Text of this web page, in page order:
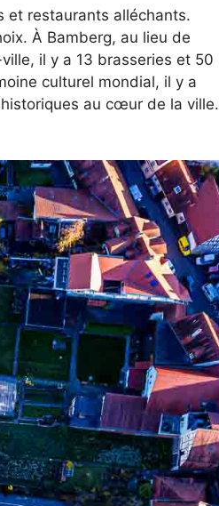
et restaurants alléchants.
À Bamberg, au lieu de
il y a 13 brasseries et 50
culturel mondial, il y a
au cœur de la ville.